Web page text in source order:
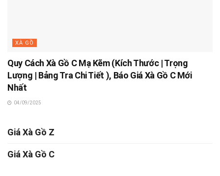
XÀ GỒ
Quy Cách Xà Gồ C Mạ Kẽm (Kích Thước | Trọng
Lượng | Bảng Tra Chi Tiết ), Báo Giá Xà Gồ C Mới
Nhất
04/09/2025
Giá Xà Gồ Z
Giá Xà Gồ C